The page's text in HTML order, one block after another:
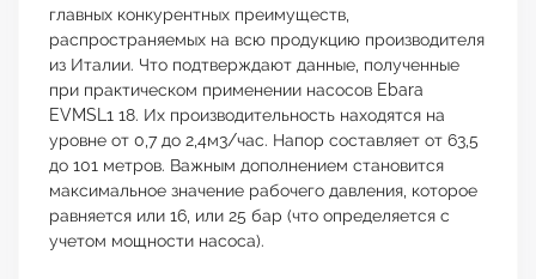
главных конкурентных преимуществ,
распространяемых на всю продукцию производителя
из Италии. Что подтверждают данные, полученные
при практическом применении насосов Ebara
EVMSL1 18. Их производительность находятся на
уровне от 0,7 до 2,4м3/час. Напор составляет от 63,5
до 101 метров. Важным дополнением становится
максимальное значение рабочего давления, которое
равняется или 16, или 25 бар (что определяется с
учетом мощности насоса).